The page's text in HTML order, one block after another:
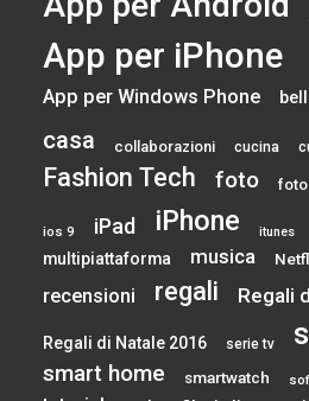
App per iPhone
App per Windows Phone
casa collaborazioni cucina
Fashion Tech foto
ios 9 iPad iPhone itunes
multipiattaforma musica
recensioni regali Regali
Regali di Natale 2016 serie tv
smart home smartwatch